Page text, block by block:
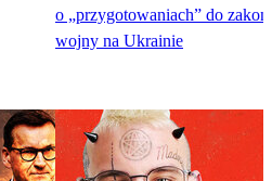
o „przygotowaniach” do
wojny na Ukrainie